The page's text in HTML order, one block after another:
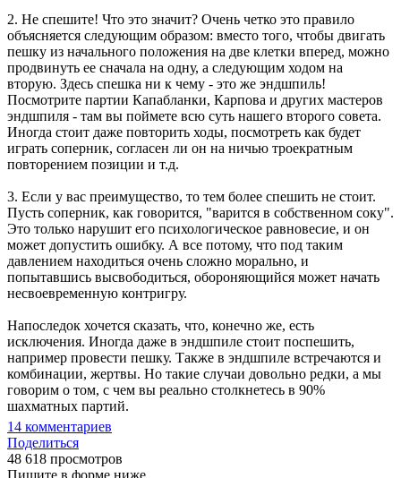
2. Не спешите! Что это значит? Очень четко это правило
объясняется следующим образом: вместо того, чтобы двигать
пешку из начального положения на две клетки вперед, можно
продвинуть ее сначала на одну, а следующим ходом на
вторую. Здесь спешка ни к чему - это же эндшпиль!
Посмотрите партии Капабланки, Карпова и других мастеров
эндшпиля - там вы поймете всю суть нашего второго совета.
Иногда стоит даже повторить ходы, посмотреть как будет
играть соперник, согласен ли он на ничью троекратным
повторением позиции и т.д.
3. Если у вас преимущество, то тем более спешить не стоит.
Пусть соперник, как говорится, "варится в собственном соку".
Это только нарушит его психологическое равновесие, и он
может допустить ошибку. А все потому, что под таким
давлением находиться очень сложно морально, и
попытавшись высвободиться, обороняющийся может начать
несвоевременную контригру.
Напоследок хочется сказать, что, конечно же, есть
исключения. Иногда даже в эндшпиле стоит поспешить,
например провести пешку. Также в эндшпиле встречаются и
комбинации, жертвы. Но такие случаи довольно редки, а мы
говорим о том, с чем вы реально столкнетесь в 90%
шахматных партий.
14 комментариев
Поделиться
48 618 просмотров
Пишите в форме ниже